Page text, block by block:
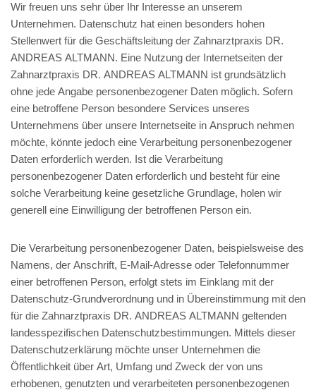
Wir freuen uns sehr über Ihr Interesse an unserem
Unternehmen. Datenschutz hat einen besonders hohen
Stellenwert für die Geschäftsleitung der Zahnarztpraxis DR.
ANDREAS ALTMANN. Eine Nutzung der Internetseiten der
Zahnarztpraxis DR. ANDREAS ALTMANN ist grundsätzlich
ohne jede Angabe personenbezogener Daten möglich. Sofern
eine betroffene Person besondere Services unseres
Unternehmens über unsere Internetseite in Anspruch nehmen
möchte, könnte jedoch eine Verarbeitung personenbezogener
Daten erforderlich werden. Ist die Verarbeitung
personenbezogener Daten erforderlich und besteht für eine
solche Verarbeitung keine gesetzliche Grundlage, holen wir
generell eine Einwilligung der betroffenen Person ein.
Die Verarbeitung personenbezogener Daten, beispielsweise des
Namens, der Anschrift, E-Mail-Adresse oder Telefonnummer
einer betroffenen Person, erfolgt stets im Einklang mit der
Datenschutz-Grundverordnung und in Übereinstimmung mit den
für die Zahnarztpraxis DR. ANDREAS ALTMANN geltenden
landesspezifischen Datenschutzbestimmungen. Mittels dieser
Datenschutzerklärung möchte unser Unternehmen die
Öffentlichkeit über Art, Umfang und Zweck der von uns
erhobenen, genutzten und verarbeiteten personenbezogenen